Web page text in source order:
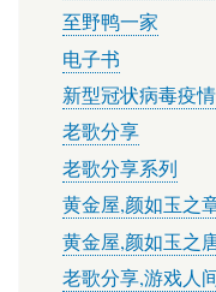
至野鸭一家
电子书
新型冠状病毒疫情
老歌分享
老歌分享系列
黄金屋,颜如玉之
黄金屋,颜如玉之
老歌分享,游戏人